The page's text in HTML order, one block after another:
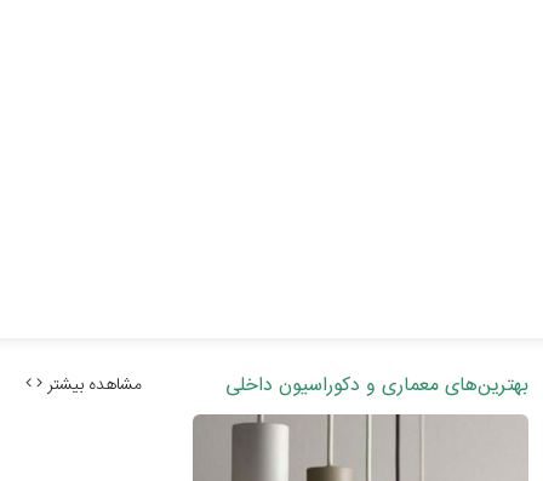
بهترین‌های معماری و دکوراسیون داخلی مشاهده بیشتر